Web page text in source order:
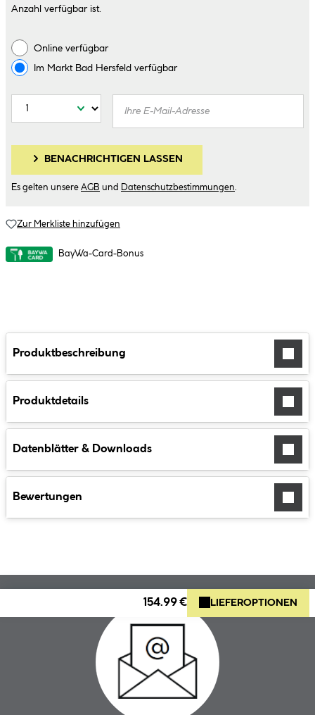
Anzahl verfügbar ist.
Online verfügbar
Im Markt Bad Hersfeld verfügbar
BENACHRICHTIGEN LASSEN
Es gelten unsere AGB und Datenschutzbestimmungen
Zur Merkliste hinzufügen
BayWa-Card-Bonus
Produktbeschreibung
Produktdetails
Datenblätter & Downloads
Bewertungen
154.99 € LIEFEROPTIONEN